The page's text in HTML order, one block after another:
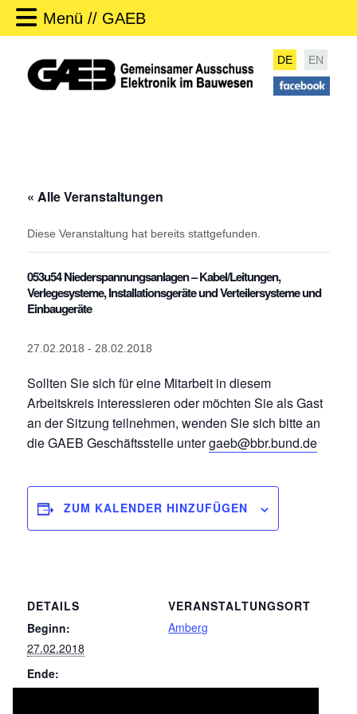
Menü // GAEB
DE EN
« Alle Veranstaltungen
Diese Veranstaltung hat bereits stattgefunden.
053u54 Niederspannungsanlagen – Kabel/Leitungen,
Verlegesysteme, Installationsgeräte und Verteilersysteme und
Einbaugeräte
27.02.2018 - 28.02.2018
Sollten Sie sich für eine Mitarbeit in diesem
Arbeitskreis interessieren oder möchten Sie als Gast
an der Sitzung teilnehmen, wenden Sie sich bitte an
die GAEB Geschäftsstelle untergaeb@bbr.bund.de
ZUM KALENDER HINZUFÜGEN
DETAILS
Beginn:
27.02.2018
Ende:
VERANSTALTUNGSORT
Amberg